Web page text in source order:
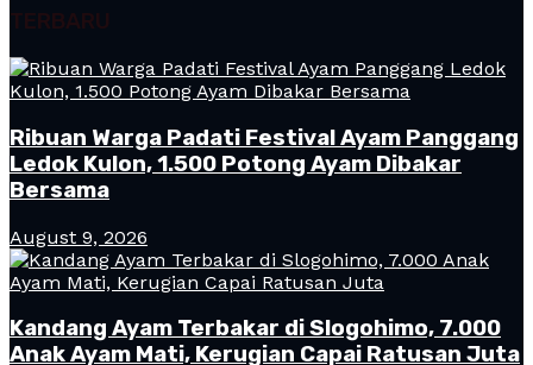
TERBARU
Ribuan Warga Padati Festival Ayam Panggang
Ledok Kulon, 1.500 Potong Ayam Dibakar
Bersama
August 9, 2026
Kandang Ayam Terbakar di Slogohimo, 7.000
Anak Ayam Mati, Kerugian Capai Ratusan Juta